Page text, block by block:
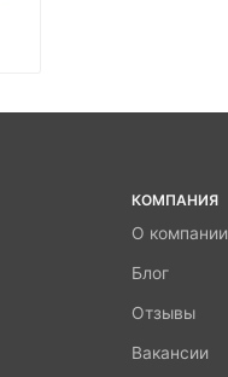
КОМПАНИЯ
О компании
Блог
Отзывы
Вакансии